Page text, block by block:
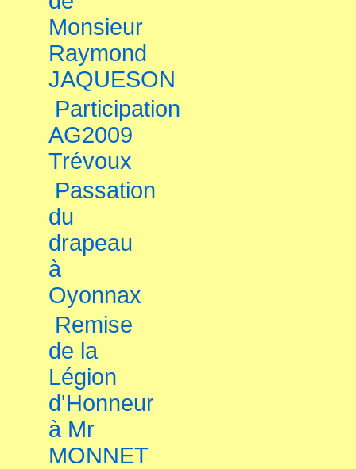
Monsieur
Raymond
JAQUESON
Participation
AG2009
Trévoux
Passation
du
drapeau
à
Oyonnax
Remise
de la
Légion
d'Honneur
à Mr
MONNET